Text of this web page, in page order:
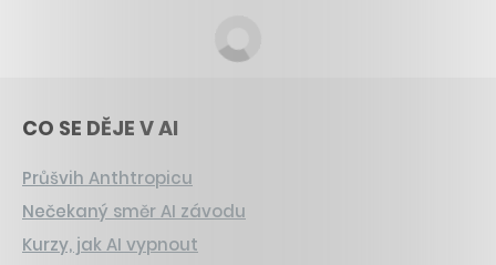
CO SE DĚJE V AI
Průšvih Anthtropicu
Nečekaný směr AI závodu
Kurzy, jak AI vypnout